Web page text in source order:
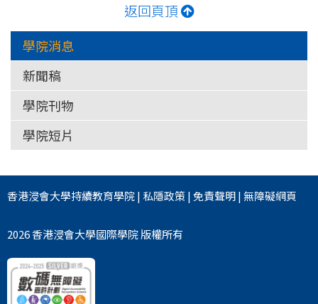
返回頁頂
學院消息
新聞稿
學院刊物
學院短片
香港浸會大學持續教育學院| 私隱政策|免責聲明|無障礙網頁
2026 香港浸會大學國際學院 版權所有